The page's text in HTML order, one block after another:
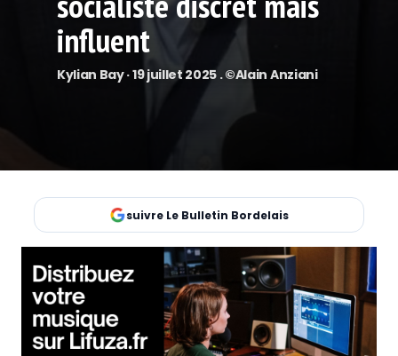
influent
Kylian Bay · 19 juillet 2025 . ©Alain Anziani
suivre Le Bulletin Bordelais